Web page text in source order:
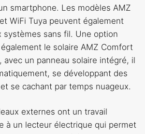
smartphone. Les modèles AMZ
WiFi Tuya peuvent également
systèmes sans fil. Une option
le solaire AMZ Comfort
avec un panneau solaire intégré, il
se développant des
se cachant par temps nuageux.
externes ont un travail
à un lecteur électrique qui permet